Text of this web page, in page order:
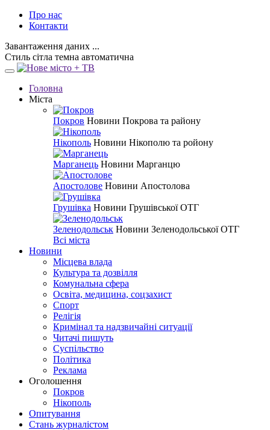
Про нас
Контакти
Завантаження даних ...
Стиль сітла темна автоматична
Головна
Міста
Покров Новини Покрова та району
Нікополь Новини Нікополю та ройону
Марганець Новини Марганцю
Апостолове Новини Апостолова
Грушівка Новини Грушівської ОТГ
Зеленодольськ Новини Зеленодольської ОТГ
Всі міста
Новини
Місцева влада
Культура та дозвілля
Комунальна сфера
Освіта, медицина, соцзахист
Спорт
Релігія
Кримінал та надзвичайні ситуації
Читачі пишуть
Суспільство
Політика
Реклама
Оголошення
Покров
Нікополь
Опитування
Стань журналістом